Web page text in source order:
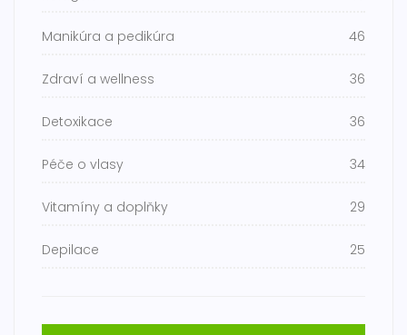
Manikúra a pedikúra 46
Zdraví a wellness 36
Detoxikace 36
Péče o vlasy 34
Vitamíny a doplňky 29
Depilace 25